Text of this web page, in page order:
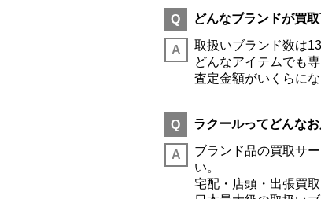
Q どんなブランドが買
A
取扱いブランド数は
どんなアイテムでも
査定金額がいくらに
Q ラクールってどんな
A
ブランド品の買取サ
い。
宅配・店頭・出張買